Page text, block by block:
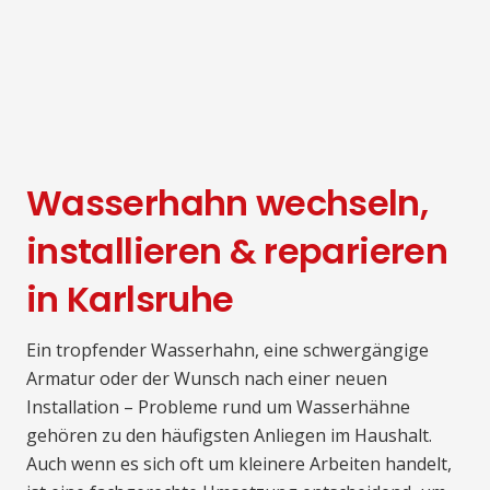
Wasserhahn wechseln,
installieren & reparieren
in Karlsruhe
Ein tropfender Wasserhahn, eine schwergängige
Armatur oder der Wunsch nach einer neuen
Installation – Probleme rund um Wasserhähne
gehören zu den häufigsten Anliegen im Haushalt.
Auch wenn es sich oft um kleinere Arbeiten handelt,